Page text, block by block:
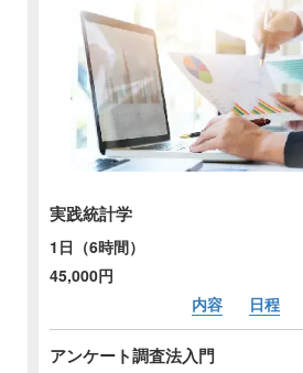
実践統計学
1日（6時間）
45,000円
内容
日程
アンケート調査法入門